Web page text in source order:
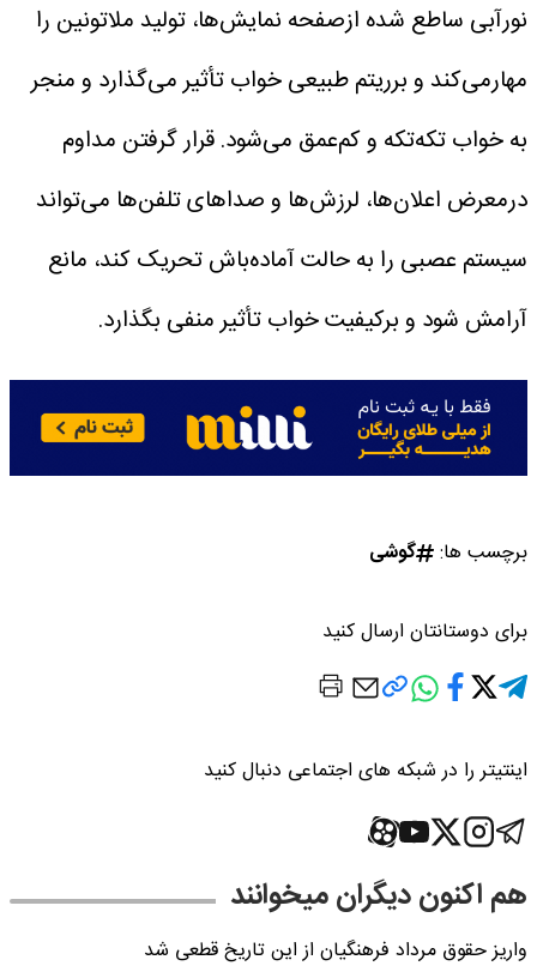
نورآبی ساطع شده ازصفحه نمایش‌ها، تولید ملاتونین را
مهارمی‌کند و برریتم طبیعی خواب تأثیر می‌گذارد و منجر
به خواب تکه‌تکه و کم‌عمق می‌شود. قرار گرفتن مداوم
درمعرض اعلان‌ها، لرزش‌ها و صداهای تلفن‌ها می‌تواند
سیستم عصبی را به حالت آماده‌باش تحریک کند، مانع
آرامش شود و برکیفیت خواب تأثیر منفی بگذارد.
برچسب ها: گوشی
برای دوستانتان ارسال کنید
اینتیتر را در شبکه های اجتماعی دنبال کنید
هم اکنون دیگران میخوانند
واریز حقوق مرداد فرهنگیان از این تاریخ قطعی شد